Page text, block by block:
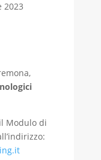
2023
Modulo di